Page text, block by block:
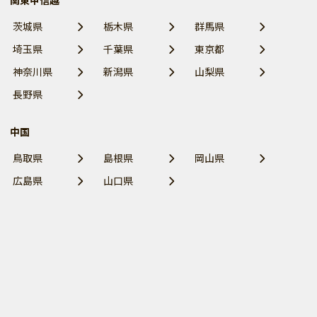
茨城県
栃木県
群馬県
埼玉県
千葉県
東京都
神奈川県
新潟県
山梨県
長野県
中国
鳥取県
島根県
岡山県
広島県
山口県